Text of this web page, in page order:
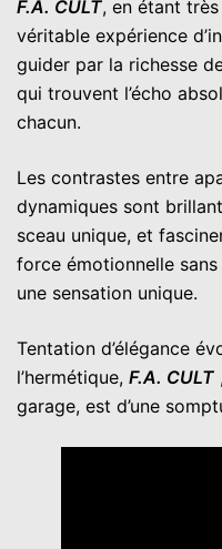
F.A. CULT, en étant
véritable expérience
guider par la richesse
qui trouvent l’écho
chacun.
Les contrastes entre
dynamiques sont
sceau unique, et
force émotionnelle
une sensation unique.
Tentation d’élégance
l’hermétique, F.A. CULT
garage, est d’une